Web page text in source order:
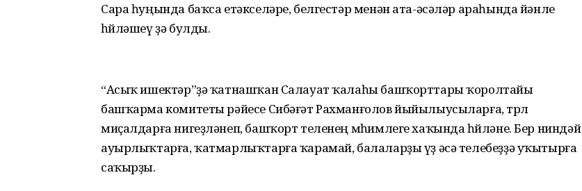
Сара һуңында баҡса етәкселәре, белгестәр менән ата-әсәләр араһында йәнле
һөйләшеү ҙә булды.
“Асыҡ ишектәр”ҙә ҡатнашҡан Салауат ҡалаһы башҡорттары ҡоролтайы
башҡарма комитеты рәйесе Сибәғәт Рахманғолов йыйылыусыларға, төрлө
миҫалдарға нигеҙләнеп, башҡорт теленең мөһимлеге хаҡында һөйләне. Бер ниндәй
ауырлыҡтарға, ҡатмарлыҡтарға ҡарамай, балаларҙы үҙ әсә телебеҙҙә уҡытырға
саҡырҙы.